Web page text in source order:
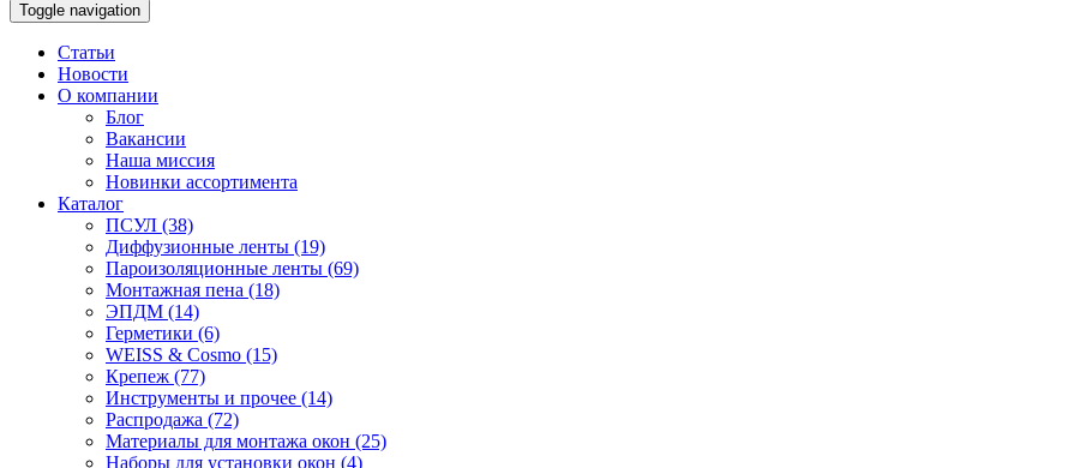
Toggle navigation
Статьи
Новости
О компании
Блог
Вакансии
Наша миссия
Новинки ассортимента
Каталог
ПСУЛ (38)
Диффузионные ленты (19)
Пароизоляционные ленты (69)
Монтажная пена (18)
ЭПДМ (14)
Герметики (6)
WEISS & Cosmo (15)
Крепеж (77)
Инструменты и прочее (14)
Распродажа (72)
Материалы для монтажа окон (25)
Наборы для установки окон (4)